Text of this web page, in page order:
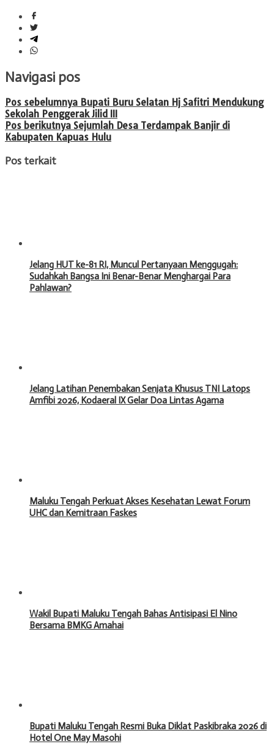
Navigasi pos
Pos sebelumnya Bupati Buru Selatan Hj Safitri Mendukung
Sekolah Penggerak Jilid III
Pos berikutnya Sejumlah Desa Terdampak Banjir di
Kabupaten Kapuas Hulu
Pos terkait
Jelang HUT ke-81 RI, Muncul Pertanyaan Menggugah:
Sudahkah Bangsa Ini Benar-Benar Menghargai Para
Pahlawan?
Jelang Latihan Penembakan Senjata Khusus TNI Latops
Amfibi 2026, Kodaeral IX Gelar Doa Lintas Agama
Maluku Tengah Perkuat Akses Kesehatan Lewat Forum
UHC dan Kemitraan Faskes
Wakil Bupati Maluku Tengah Bahas Antisipasi El Nino
Bersama BMKG Amahai
Bupati Maluku Tengah Resmi Buka Diklat Paskibraka 2026 di
Hotel One May Masohi